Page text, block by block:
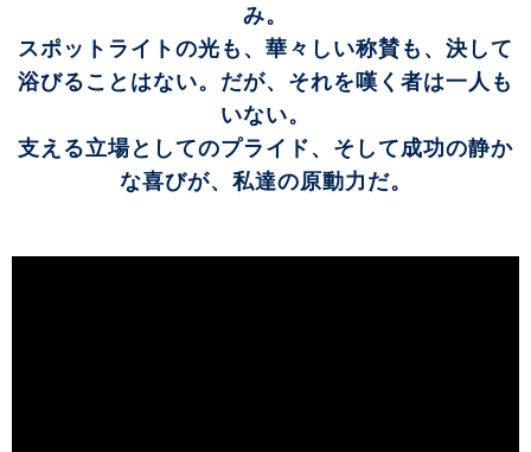
み。
スポットライトの光も、華々しい称賛も、決して
浴びることはない。だが、それを嘆く者は一人も
いない。
支える立場としてのプライド、そして成功の静か
な喜びが、私達の原動力だ。